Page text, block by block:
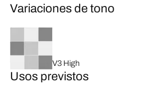
Variaciones de tono
V3 High
Usos previstos